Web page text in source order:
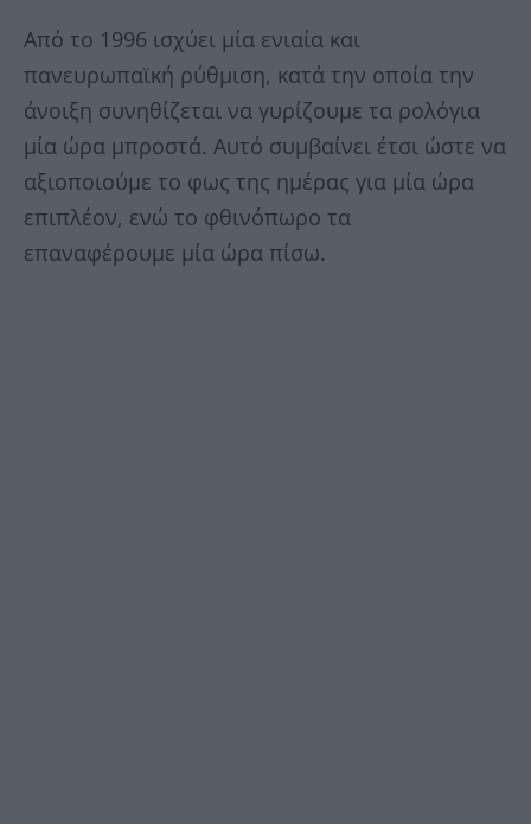
Από το 1996 ισχύει μία ενιαία και
πανευρωπαϊκή ρύθμιση, κατά την οποία την
άνοιξη συνηθίζεται να γυρίζουμε τα ρολόγια
μία ώρα μπροστά. Αυτό συμβαίνει έτσι ώστε να
αξιοποιούμε το φως της ημέρας για μία ώρα
επιπλέον, ενώ το φθινόπωρο τα
επαναφέρουμε μία ώρα πίσω.